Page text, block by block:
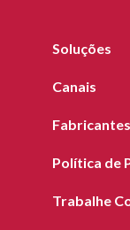
Soluções
Canais
Fabricantes
Política de
Trabalhe